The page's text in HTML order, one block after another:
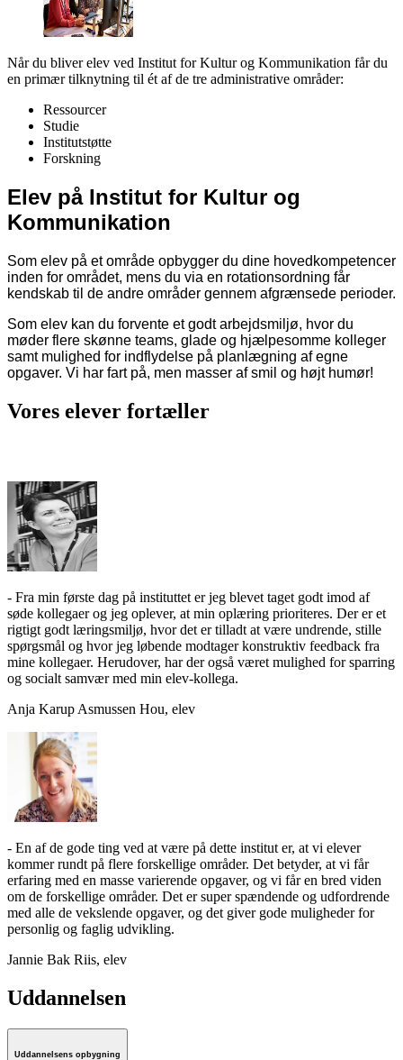
Når du bliver elev ved Institut for Kultur og Kommunikation får du
en primær tilknytning til ét af de tre administrative områder:
Ressourcer
Studie
Institutstøtte
Forskning
Elev på Institut for Kultur og
Kommunikation
Som elev på et område opbygger du dine hovedkompetencer
inden for området, mens du via en rotationsordning får
kendskab til de andre områder gennem afgrænsede perioder.
Som elev kan du forvente et godt arbejdsmiljø, hvor du
møder flere skønne teams, glade og hjælpesomme kolleger
samt mulighed for indflydelse på planlægning af egne
opgaver. Vi har fart på, men masser af smil og højt humør!
Vores elever fortæller
- Fra min første dag på instituttet er jeg blevet taget godt imod af
søde kollegaer og jeg oplever, at min oplæring prioriteres. Der er et
rigtigt godt læringsmiljø, hvor det er tilladt at være undrende, stille
spørgsmål og hvor jeg løbende modtager konstruktiv feedback fra
mine kollegaer. Herudover, har der også været mulighed for sparring
og socialt samvær med min elev-kollega.
Anja Karup Asmussen Hou, elev
- En af de gode ting ved at være på dette institut er, at vi elever
kommer rundt på flere forskellige områder. Det betyder, at vi får
erfaring med en masse varierende opgaver, og vi får en bred viden
om de forskellige områder. Det er super spændende og udfordrende
med alle de vekslende opgaver, og det giver gode muligheder for
personlig og faglig udvikling.
Jannie Bak Riis, elev
Uddannelsen
Uddannelsens opbygning